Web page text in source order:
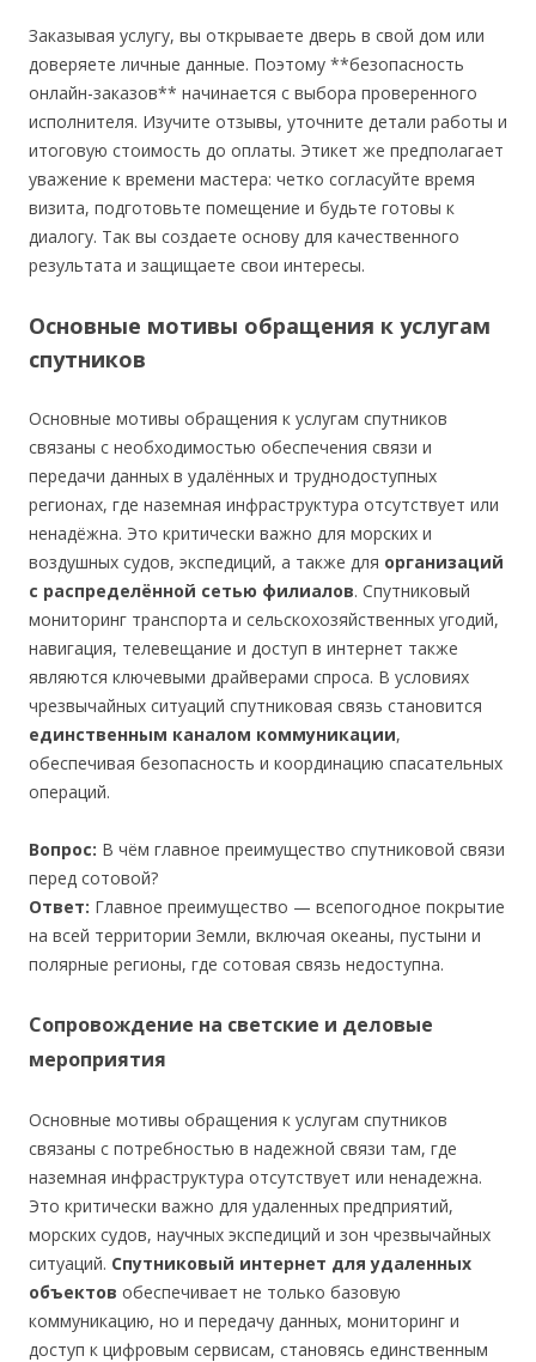
Заказывая услугу, вы открываете дверь в свой дом или
доверяете личные данные. Поэтому **безопасность
онлайн-заказов** начинается с выбора проверенного
исполнителя. Изучите отзывы, уточните детали работы и
итоговую стоимость до оплаты. Этикет же предполагает
уважение к времени мастера: четко согласуйте время
визита, подготовьте помещение и будьте готовы к
диалогу. Так вы создаете основу для качественного
результата и защищаете свои интересы.
Основные мотивы обращения к услугам
спутников
Основные мотивы обращения к услугам спутников
связаны с необходимостью обеспечения связи и
передачи данных в удалённых и труднодоступных
регионах, где наземная инфраструктура отсутствует или
ненадёжна. Это критически важно для морских и
воздушных судов, экспедиций, а также для организаций
с распределённой сетью филиалов. Спутниковый
мониторинг транспорта и сельскохозяйственных угодий,
навигация, телевещание и доступ в интернет также
являются ключевыми драйверами спроса. В условиях
чрезвычайных ситуаций спутниковая связь становится
единственным каналом коммуникации,
обеспечивая безопасность и координацию спасательных
операций.
Вопрос: В чём главное преимущество спутниковой связи
перед сотовой?
Ответ: Главное преимущество — всепогодное покрытие
на всей территории Земли, включая океаны, пустыни и
полярные регионы, где сотовая связь недоступна.
Сопровождение на светские и деловые
мероприятия
Основные мотивы обращения к услугам спутников
связаны с потребностью в надежной связи там, где
наземная инфраструктура отсутствует или ненадежна.
Это критически важно для удаленных предприятий,
морских судов, научных экспедиций и зон чрезвычайных
ситуаций. Спутниковый интернет для удаленных
объектов обеспечивает не только базовую
коммуникацию, но и передачу данных, мониторинг и
доступ к цифровым сервисам, становясь единственным